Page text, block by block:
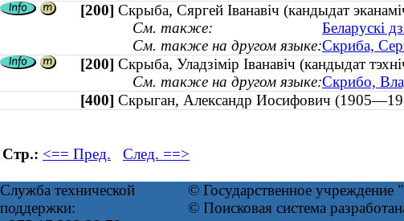
[200] Скрыба, Сяргей Іванавіч (кандыдат
См. также:
Беларускі
См. также на другом языке:Скриба,
[200] Скрыба, Уладзімір Іванавіч (кандыдат
См. также на другом языке:Скрибо,
[400] Скрыган, Александр Иосифович
Стр.: <== Пред. След. ==>
Служба технической
поддержки:
© Государственное учреждение
© Поисковая система